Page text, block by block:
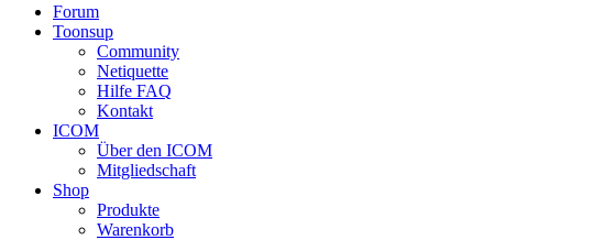
Forum
Toonsup
Community
Netiquette
Hilfe FAQ
Kontakt
ICOM
Über den ICOM
Mitgliedschaft
Shop
Produkte
Warenkorb